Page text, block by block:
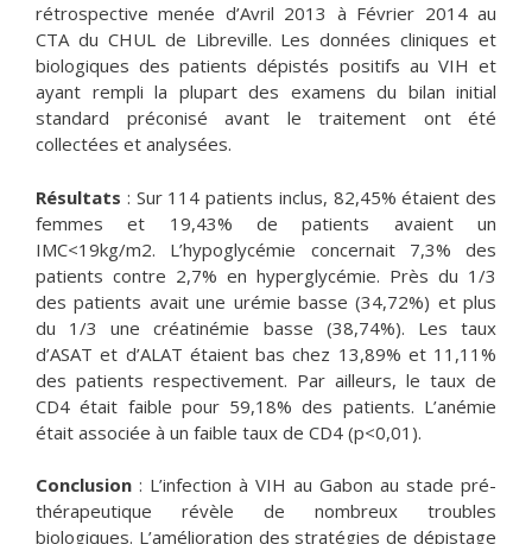
rétrospective menée d’Avril 2013 à Février 2014 au
CTA du CHUL de Libreville. Les données cliniques et
biologiques des patients dépistés positifs au VIH et
ayant rempli la plupart des examens du bilan initial
standard préconisé avant le traitement ont été
collectées et analysées.
Résultats : Sur 114 patients inclus, 82,45% étaient des
femmes et 19,43% de patients avaient un
IMC<19kg/m2. L’hypoglycémie concernait 7,3% des
patients contre 2,7% en hyperglycémie. Près du 1/3
des patients avait une urémie basse (34,72%) et plus
du 1/3 une créatinémie basse (38,74%). Les taux
d’ASAT et d’ALAT étaient bas chez 13,89% et 11,11%
des patients respectivement. Par ailleurs, le taux de
CD4 était faible pour 59,18% des patients. L’anémie
était associée à un faible taux de CD4 (p<0,01).
Conclusion : L’infection à VIH au Gabon au stade pré-
thérapeutique révèle de nombreux troubles
biologiques. L’amélioration des stratégies de dépistage